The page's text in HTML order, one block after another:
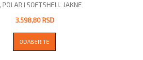
POLAR I SOFTSHELL JAKNE
3.598,80 RSD
ODABERITE